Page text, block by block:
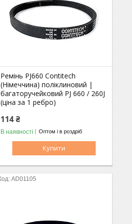
Ремінь PJ660 Contitech
(Німеччина) поліклиновий |
багаторучейковий PJ 660 / 260J
(ціна за 1 ребро)
114 ₴
В наявності Оптом і в роздріб
Купити
AD01105